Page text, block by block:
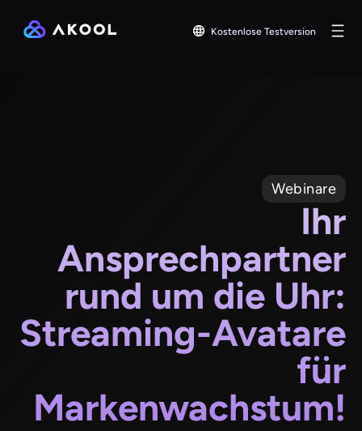
Kostenlose Testversion
Webinare
Ihr
Ansprechpartner
rund um die Uhr:
Streaming-Avatare
für
Markenwachstum!